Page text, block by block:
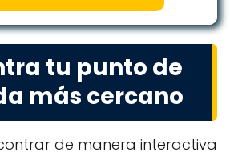
tu punto de
más cercano
de manera interactiva